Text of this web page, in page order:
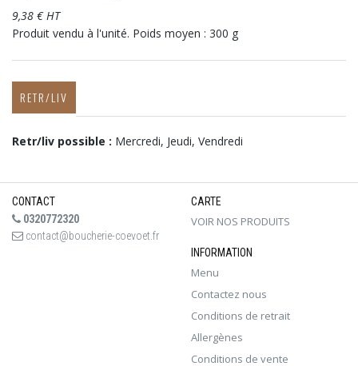
9,38 € HT
Produit vendu à l'unité. Poids moyen : 300 g
RETR/LIV
Retr/liv possible : Mercredi, Jeudi, Vendredi
CONTACT
0320772320
contact@boucherie-coevoet.fr
CARTE
VOIR NOS PRODUITS
INFORMATION
Menu
Contactez nous
Conditions de retrait
Allergènes
Conditions de vente